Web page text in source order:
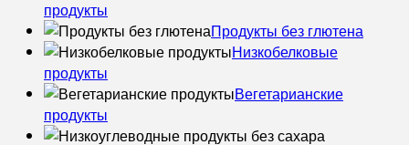
продукты
Продукты без глютена
Низкобелковые
продукты
Вегетарианские
продукты